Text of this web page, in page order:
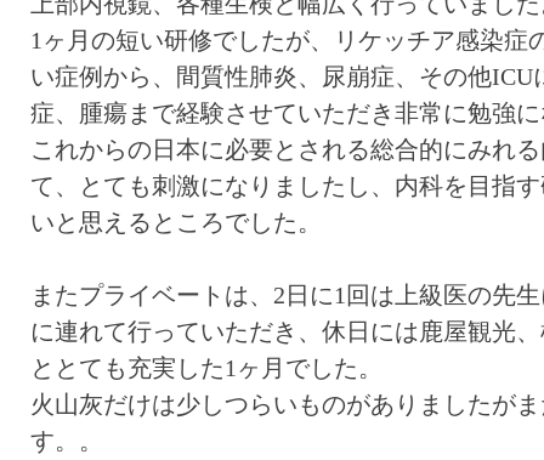
1ヶ月の短い研修でしたが、リケッチア感染症
い症例から、間質性肺炎、尿崩症、その他ICU
症、腫瘍まで経験させていただき非常に勉強
これからの日本に必要とされる総合的にみれ
て、とても刺激になりましたし、内科を目指
いと思えるところでした。
またプライベートは、2日に1回は上級医の先
に連れて行っていただき、休日には鹿屋観光
ととても充実した1ヶ月でした。
火山灰だけは少しつらいものがありましたが
す。。